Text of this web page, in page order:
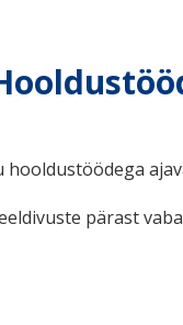
hooldustöödega
pärast